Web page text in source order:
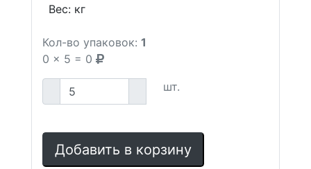
Вес: кг
Кол-во упаковок: 1
0 x 5 = 0
шт.
Добавить в корзину